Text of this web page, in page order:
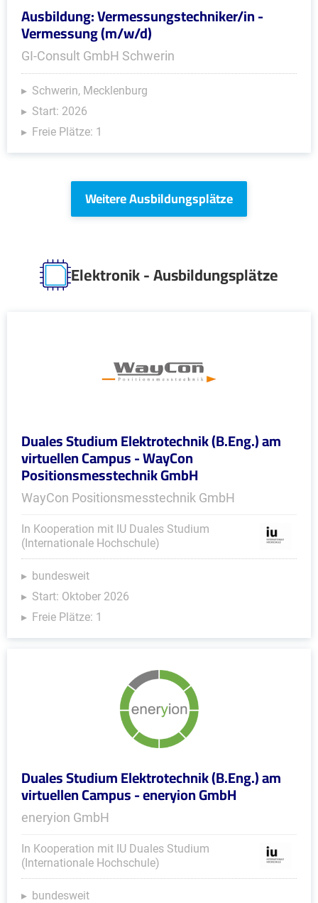
Ausbildung: Vermessungstechniker/in -
Vermessung (m/w/d)
GI-Consult GmbH Schwerin
Schwerin, Mecklenburg
Start: 2026
Freie Plätze: 1
Weitere Ausbildungsplätze
Elektronik - Ausbildungsplätze
Duales Studium Elektrotechnik (B.Eng.) am
virtuellen Campus - WayCon
Positionsmesstechnik GmbH
WayCon Positionsmesstechnik GmbH
In Kooperation mit IU Duales Studium
(Internationale Hochschule)
bundesweit
Start: Oktober 2026
Freie Plätze: 1
Duales Studium Elektrotechnik (B.Eng.) am
virtuellen Campus - eneryion GmbH
eneryion GmbH
In Kooperation mit IU Duales Studium
(Internationale Hochschule)
bundesweit